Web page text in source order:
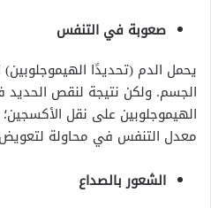
صعوبة في التنفس
يحمل الدم (تحديدًا
الجسم. ولكن نتيجة لنقص الحديد
الهيموجلوبين على نقل
معدل التنفس في محاولة
الشعور بالصداع